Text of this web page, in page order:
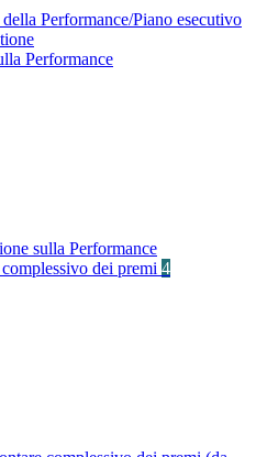
Performance/Piano esecutivo
Performance
sulla Performance
dei premi 4